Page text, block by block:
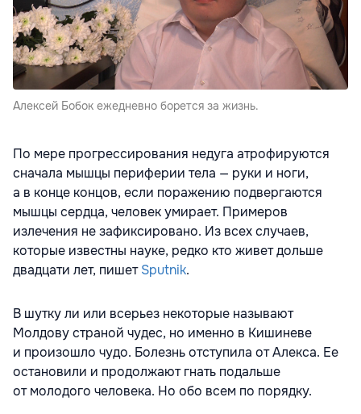
Алексей Бобок ежедневно борется за жизнь.
По мере прогрессирования недуга атрофируются
сначала мышцы периферии тела — руки и ноги,
а в конце концов, если поражению подвергаются
мышцы сердца, человек умирает. Примеров
излечения не зафиксировано. Из всех случаев,
которые известны науке, редко кто живет дольше
двадцати лет, пишетSputnik.
В шутку ли или всерьез некоторые называют
Молдову страной чудес, но именно в Кишиневе
и произошло чудо. Болезнь отступила от Алекса. Ее
остановили и продолжают гнать подальше
от молодого человека. Но обо всем по порядку.